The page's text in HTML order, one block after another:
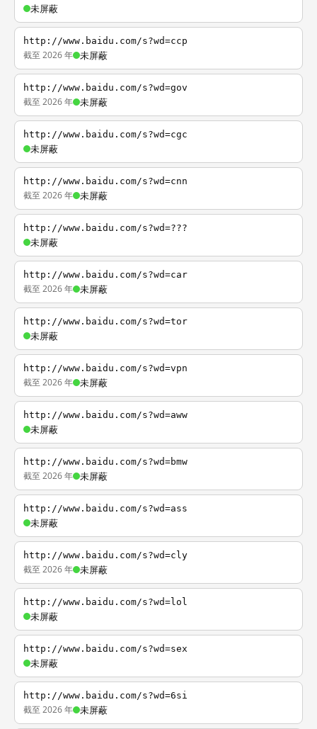
未屏蔽
http://www.baidu.com/s?wd=ccp
截至 2026 年 未屏蔽
http://www.baidu.com/s?wd=gov
截至 2026 年 未屏蔽
http://www.baidu.com/s?wd=cgc
未屏蔽
http://www.baidu.com/s?wd=cnn
截至 2026 年 未屏蔽
http://www.baidu.com/s?wd=???
未屏蔽
http://www.baidu.com/s?wd=car
截至 2026 年 未屏蔽
http://www.baidu.com/s?wd=tor
未屏蔽
http://www.baidu.com/s?wd=vpn
截至 2026 年 未屏蔽
http://www.baidu.com/s?wd=aww
未屏蔽
http://www.baidu.com/s?wd=bmw
截至 2026 年 未屏蔽
http://www.baidu.com/s?wd=ass
未屏蔽
http://www.baidu.com/s?wd=cly
截至 2026 年 未屏蔽
http://www.baidu.com/s?wd=lol
未屏蔽
http://www.baidu.com/s?wd=sex
未屏蔽
http://www.baidu.com/s?wd=6si
截至 2026 年 未屏蔽